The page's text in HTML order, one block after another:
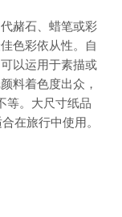
赭石、蜡笔或彩
色彩依从性。自
以运用于素描或
料着色度出众，
等。大尺寸纸品
在旅行中使用。